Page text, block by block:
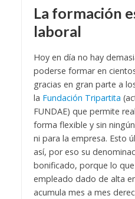
La formación
laboral
Hoy en día no hay
poderse formar en
gracias en gran parte a
la Fundación Tripartita
FUNDAE) que permite
forma flexible y sin
ni para la empresa. Esto
así, por eso su
bonificado, porque lo
empleado dado de alta
acumula mes a mes